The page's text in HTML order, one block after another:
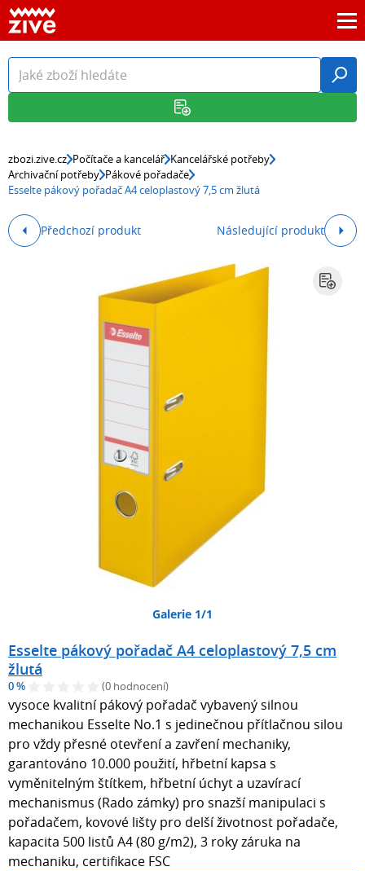
zbozi.zive.cz Počítače a kancelář Kancelářské potřeby
Archivační potřeby Pákové pořadače
Esselte pákový pořadač A4 celoplastový 7,5 cm žlutá
Předchozí produkt Následující produkt
Galerie 1/1
Esselte pákový pořadač A4 celoplastový 7,5 cm
žlutá
0 % (0 hodnocení)
vysoce kvalitní pákový pořadač vybavený silnou
mechanikou Esselte No.1 s jedinečnou přítlačnou silou
pro vždy přesné otevření a zavření mechaniky,
garantováno 10.000 použití, hřbetní kapsa s
vyměnitelným štítkem, hřbetní úchyt a uzavírací
mechanismus (Rado zámky) pro snazší manipulaci s
pořadačem, kovové lišty pro delší životnost pořadače,
kapacita 500 listů A4 (80 g/m2), 3 roky záruka na
mechaniku, certifikace FSC